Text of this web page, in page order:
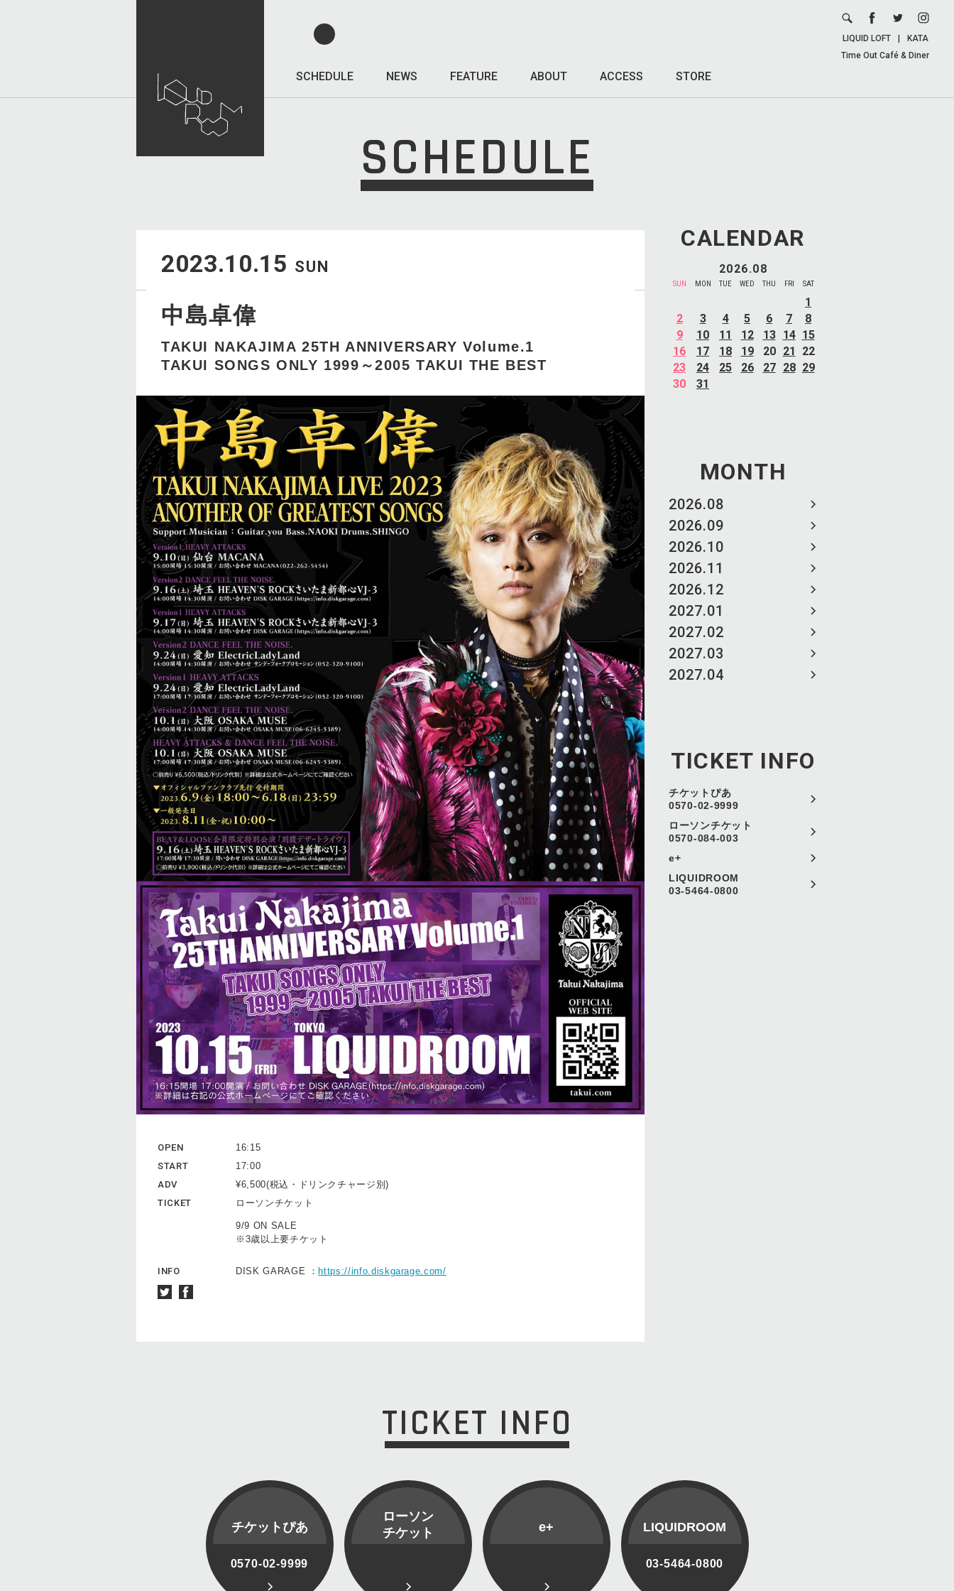
SCHEDULE NEWS FEATURE ABOUT ACCESS STORE
LIQUID LOFT
KATA
Time Out Café & Diner
SCHEDULE
CALENDAR
2026.08
SUN MON TUE WED THU FRI SAT
1
2
3 4 5 6 7
8
9
10 11 12 13 14 15
16
17 18 19 20 21
22
23
24 25 26 27 28 29
30
31
MONTH
2026.08
2026.09
2026.10
2026.11
2026.12
2027.01
2027.02
2027.03
2027.04
TICKET INFO
チケットぴあ
0570-02-9999
ローソンチケット
0570-084-003
e+
LIQUIDROOM
03-5464-0800
2023.10.15 SUN
中島卓偉
TAKUI NAKAJIMA 25TH ANNIVERSARY Volume.1
TAKUI SONGS ONLY 1999～2005 TAKUI THE BEST
OPEN
16:15
START
17:00
ADV
¥6,500(税込・ドリンクチャージ別)
TICKET
ローソンチケット
9/9 ON SALE
※3歳以上要チケット
INFO DISK GARAGE ： https://info.diskgarage.com/
TICKET INFO
チケットぴあ
0570-02-9999
ローソン
チケット
e+ LIQUIDROOM
03-5464-0800